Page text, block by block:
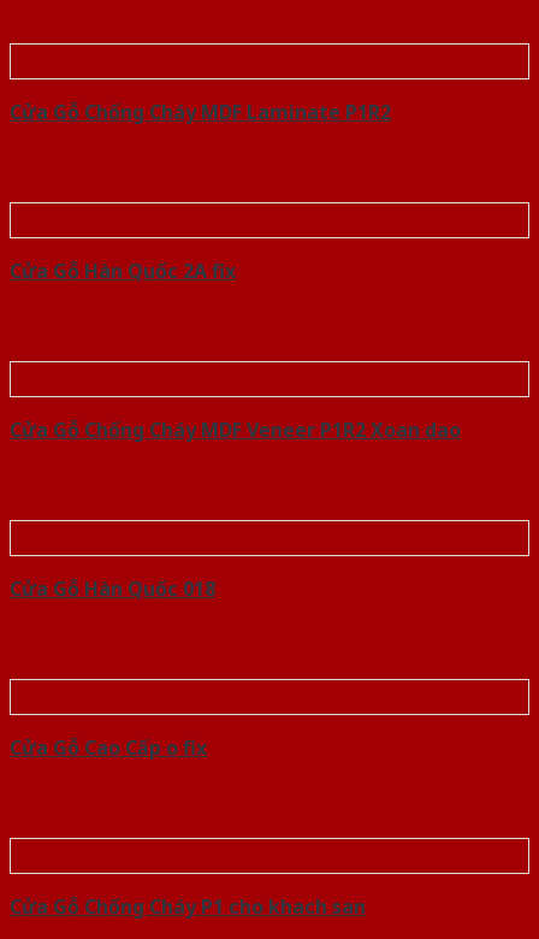
Cửa Gỗ Chống Cháy MDF Laminate P1R2
Cửa Gỗ Hàn Quốc 2A fix
Cửa Gỗ Chống Cháy MDF Veneer P1R2 Xoan dao
Cửa Gỗ Hàn Quốc 018
Cửa Gỗ Cao Cấp o fix
Cửa Gỗ Chống Cháy P1 cho khach san